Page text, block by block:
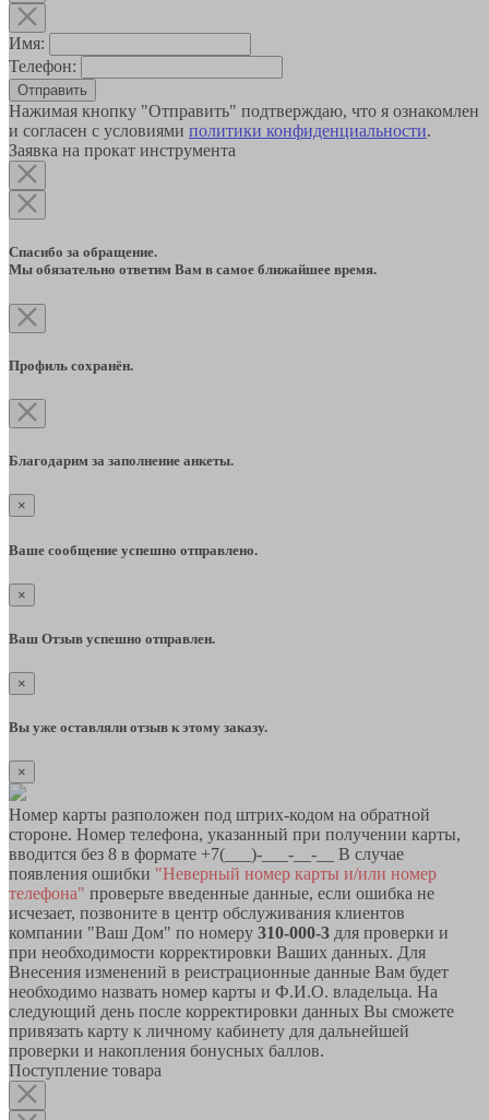
Имя:
Телефон:
Отправить
Нажимая кнопку "Отправить" подтверждаю, что я ознакомлен
и согласен с условиями политики конфиденциальности.
Заявка на прокат инструмента
Спасибо за обращение.
Мы обязательно ответим Вам в самое ближайшее время.
Профиль сохранён.
Благодарим за заполнение анкеты.
×
Ваше сообщение успешно отправлено.
×
Ваш Отзыв успешно отправлен.
×
Вы уже оставляли отзыв к этому заказу.
×
Номер карты разположен под штрих-кодом на обратной
стороне. Номер телефона, указанный при получении карты,
вводится без 8 в формате +7(___)-___-__-__ В случае
появления ошибки "Неверный номер карты и/или номер
телефона" проверьте введенные данные, если ошибка не
исчезает, позвоните в центр обслуживания клиентов
компании "Ваш Дом" по номеру 310-000-3 для проверки и
при необходимости корректировки Ваших данных. Для
Внесения изменений в реистрационные данные Вам будет
необходимо назвать номер карты и Ф.И.О. владельца. На
следующий день после корректировки данных Вы сможете
привязать карту к личному кабинету для дальнейшей
проверки и накопления бонусных баллов.
Поступление товара